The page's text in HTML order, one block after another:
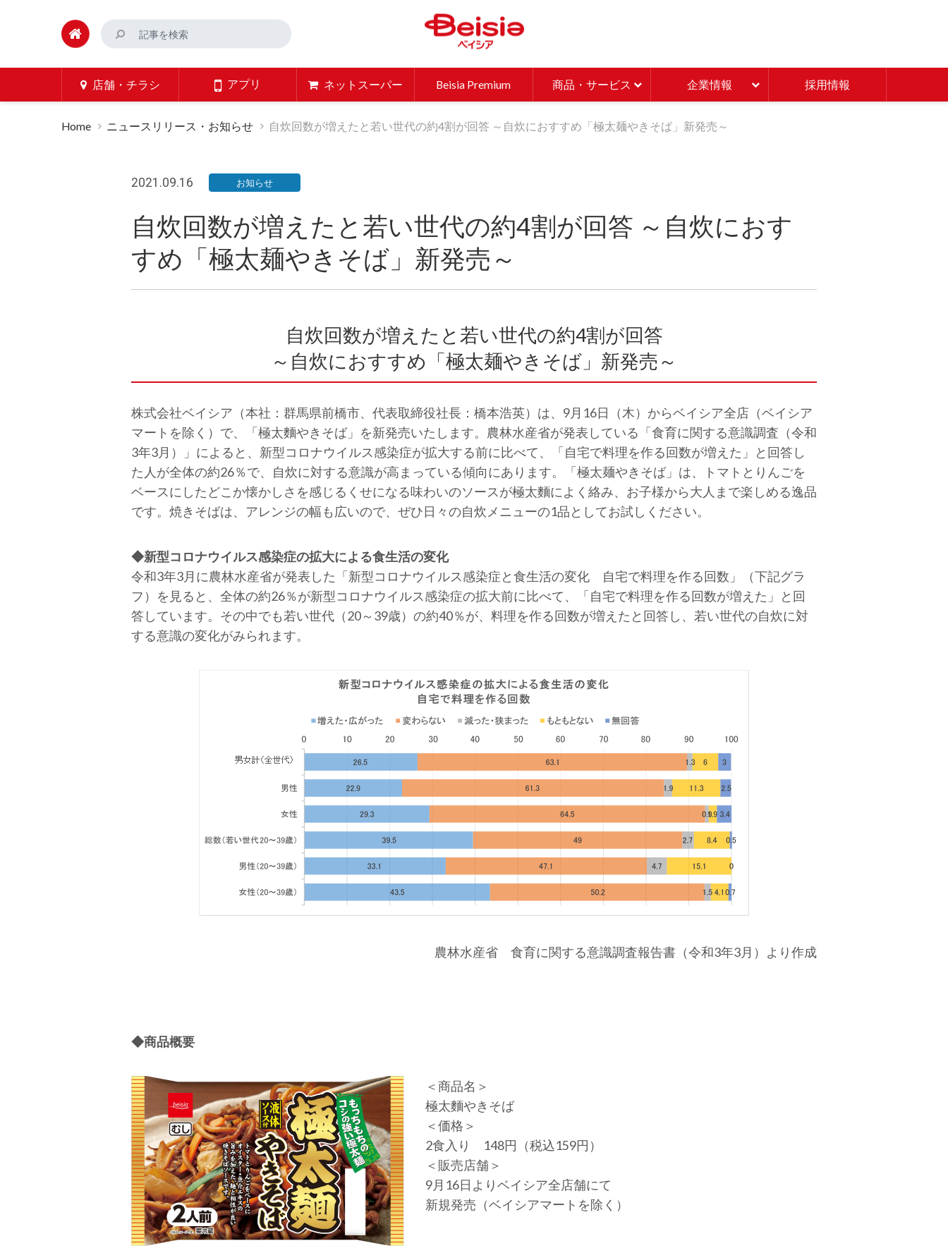
店舗・チラシ アプリ ネットスーパー Beisia Premium 商品・サービス 企業情報 採用情報
Home ニュースリリース・お知らせ 自炊回数が増えたと若い世代の約4割が回答 ～自炊におすすめ「極太麺やきそば」新発売～
2021.09.16 お知らせ
自炊回数が増えたと若い世代の約4割が回答 ～自炊におす
すめ「極太麺やきそば」新発売～
自炊回数が増えたと若い世代の約4割が回答
～自炊におすすめ「極太麺やきそば」新発売～
株式会社ベイシア（本社：群馬県前橋市、代表取締役社長：橋本浩英）は、9月16日（木）からベイシア全店（ベイシア
マートを除く）で、「極太麵やきそば」を新発売いたします。農林水産省が発表している「食育に関する意識調査（令和
3年3月）」によると、新型コロナウイルス感染症が拡大する前に比べて、「自宅で料理を作る回数が増えた」と回答し
た人が全体の約26％で、自炊に対する意識が高まっている傾向にあります。「極太麺やきそば」は、トマトとりんごを
ベースにしたどこか懐かしさを感じるくせになる味わいのソースが極太麵によく絡み、お子様から大人まで楽しめる逸品
です。焼きそばは、アレンジの幅も広いので、ぜひ日々の自炊メニューの1品としてお試しください。
◆新型コロナウイルス感染症の拡大による食生活の変化
令和3年3月に農林水産省が発表した「新型コロナウイルス感染症と食生活の変化 自宅で料理を作る回数」（下記グラ
フ）を見ると、全体の約26％が新型コロナウイルス感染症の拡大前に比べて、「自宅で料理を作る回数が増えた」と回
答しています。その中でも若い世代（20～39歳）の約40％が、料理を作る回数が増えたと回答し、若い世代の自炊に対
する意識の変化がみられます。
農林水産省 食育に関する意識調査報告書（令和3年3月）より作成
◆商品概要
＜商品名＞
極太麵やきそば
＜価格＞
2食入り 148円（税込159円）
＜販売店舗＞
9月16日よりベイシア全店舗にて
新規発売（ベイシアマートを除く）